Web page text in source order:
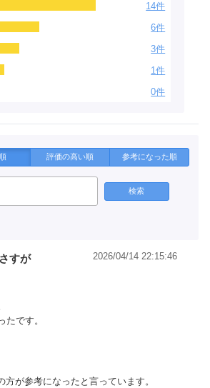
14件
6件
3件
1件
0件
評価の高い順 参考になった順
検索
さすが 2026/04/14 22:15:46
たです。
方が参考になったと言っています。